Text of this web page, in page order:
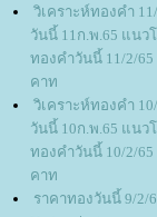
วิเคราะห์ทองคำ
วันนี้ 11ก.พ.65 แนว
ทองคำวันนี้ 11/2/
คาท
วิเคราะห์ทองคำ
วันนี้ 10ก.พ.65 แนว
ทองคำวันนี้ 10/2/
คาท
ราคาทองวันนี้ 9/2/